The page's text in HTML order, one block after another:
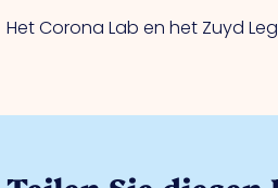
Het Corona Lab en het Zuyd